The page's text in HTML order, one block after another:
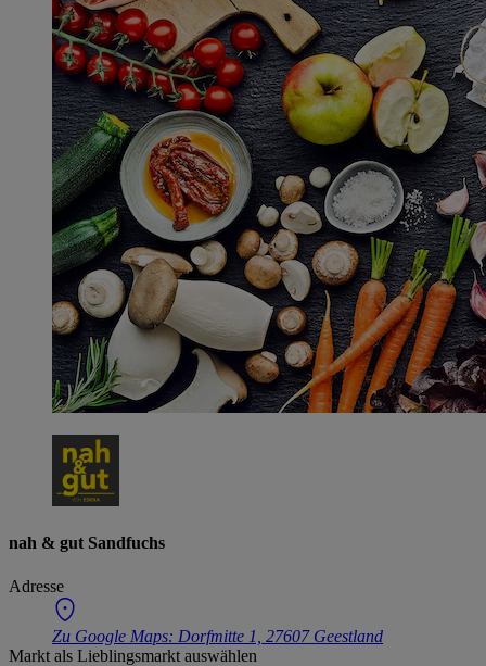
nah & gut Sandfuchs
Adresse
Zu Google Maps: Dorfmitte 1, 27607 Geestland
Markt als Lieblingsmarkt auswählen